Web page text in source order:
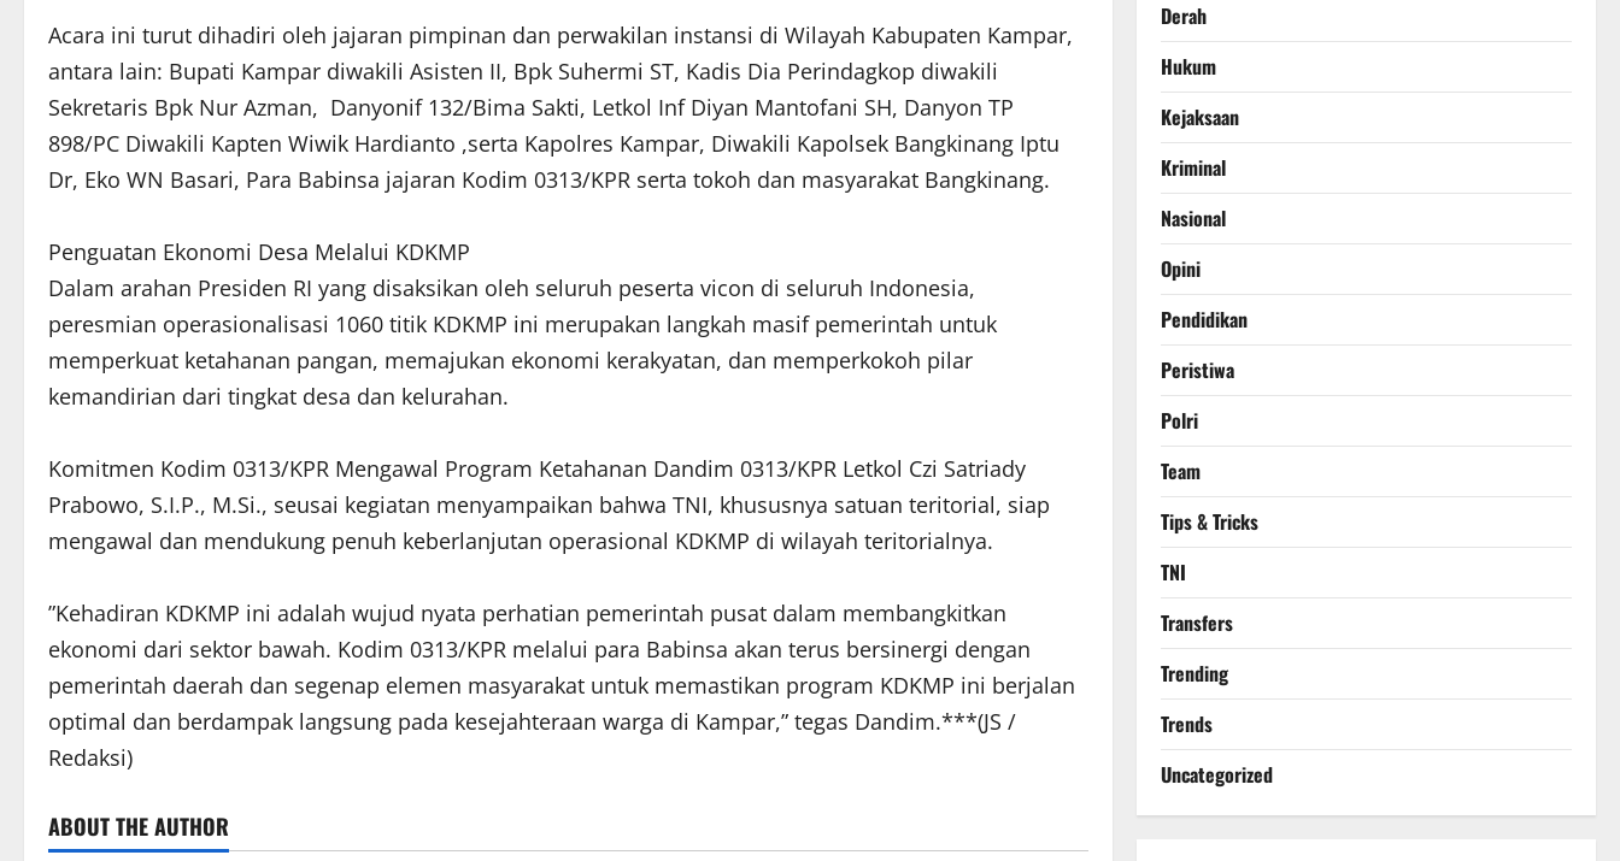
​Acara ini turut dihadiri oleh jajaran pimpinan dan perwakilan instansi di Wilayah Kabupaten Kampar,
antara lain: Bupati Kampar diwakili Asisten II, Bpk Suhermi ST, Kadis Dia Perindagkop diwakili
Sekretaris Bpk Nur Azman, ​ Danyonif 132/Bima Sakti, Letkol Inf Diyan Mantofani SH, Danyon TP
898/PC Diwakili Kapten Wiwik Hardianto ,serta Kapolres Kampar,​ Diwakili Kapolsek Bangkinang Iptu
Dr, Eko WN Basari, Para Babinsa jajaran Kodim 0313/KPR serta tokoh dan masyarakat Bangkinang.
​Penguatan Ekonomi Desa Melalui KDKMP
​Dalam arahan Presiden RI yang disaksikan oleh seluruh peserta vicon di seluruh Indonesia,
peresmian operasionalisasi 1060 titik KDKMP ini merupakan langkah masif pemerintah untuk
memperkuat ketahanan pangan, memajukan ekonomi kerakyatan, dan memperkokoh pilar
kemandirian dari tingkat desa dan kelurahan.
​Komitmen Kodim 0313/KPR Mengawal Program Ketahanan ​Dandim 0313/KPR Letkol Czi Satriady
Prabowo, S.I.P., M.Si., seusai kegiatan menyampaikan bahwa TNI, khususnya satuan teritorial, siap
mengawal dan mendukung penuh keberlanjutan operasional KDKMP di wilayah teritorialnya.
​”Kehadiran KDKMP ini adalah wujud nyata perhatian pemerintah pusat dalam membangkitkan
ekonomi dari sektor bawah. Kodim 0313/KPR melalui para Babinsa akan terus bersinergi dengan
pemerintah daerah dan segenap elemen masyarakat untuk memastikan program KDKMP ini berjalan
optimal dan berdampak langsung pada kesejahteraan warga di Kampar,” tegas Dandim.***(JS /
Redaksi)
ABOUT THE AUTHOR
Derah
Hukum
Kejaksaan
Kriminal
Nasional
Opini
Pendidikan
Peristiwa
Polri
Team
Tips & Tricks
TNI
Transfers
Trending
Trends
Uncategorized